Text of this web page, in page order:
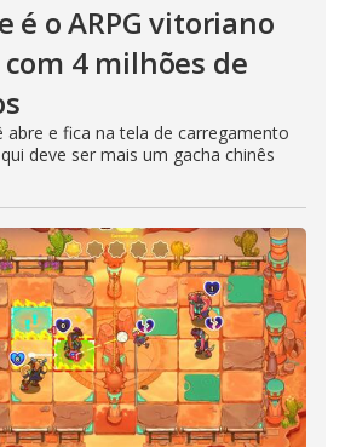
é o ARPG vitoriano
4 milhões de
abre e fica na tela de carregamento
deve ser mais um gacha chinês